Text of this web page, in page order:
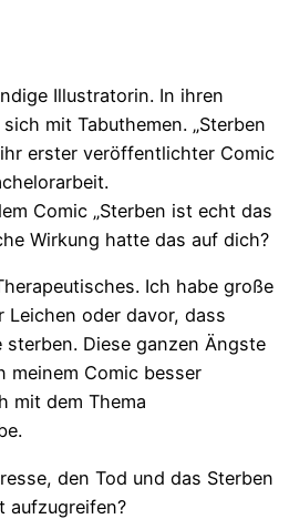
Illustratorin. In ihren
mit Tabuthemen. „Sterben
erster veröffentlichter Comic
Comic „Sterben ist echt das
Wirkung hatte das auf dich?
Ich habe große
oder davor, dass
sterben. Diese ganzen Ängste
meinem Comic besser
mit dem Thema
den Tod und das Sterben
aufzugreifen?